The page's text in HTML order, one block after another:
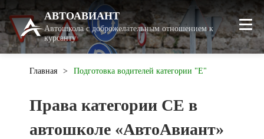
АВТОАВИАНТ
Автошкола с доброжелательным отношением к
курсанту
Главная Подготовка водителей категории "Е"
Права категории СЕ в
автошколе «АвтоАвиант»